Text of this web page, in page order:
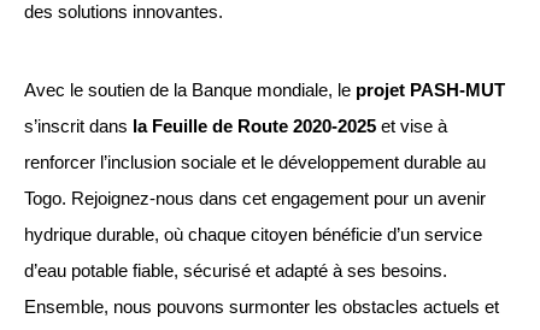
des solutions innovantes.
Avec le soutien de la Banque mondiale, le projet PASH-MUT
s’inscrit dans la Feuille de Route 2020-2025 et vise à
renforcer l’inclusion sociale et le développement durable au
Togo. Rejoignez-nous dans cet engagement pour un avenir
hydrique durable, où chaque citoyen bénéficie d’un service
d’eau potable fiable, sécurisé et adapté à ses besoins.
Ensemble, nous pouvons surmonter les obstacles actuels et